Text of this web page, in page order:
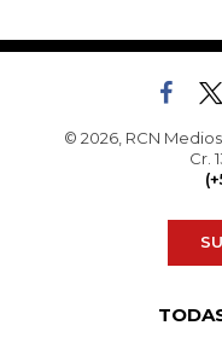
© 2026, RCN
Cr.